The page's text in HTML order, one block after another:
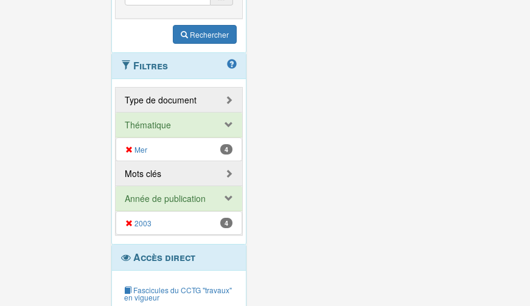
Rechercher
Filtres
Type de document
Thématique
Mer 4
Mots clés
Année de publication
2003 4
Accès direct
Fascicules du CCTG "travaux"
en vigueur